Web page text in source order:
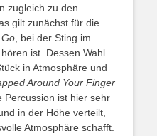
zugleich zu den
gilt zunächst für die
, bei der Sting im
ist. Dessen Wahl
in Atmosphäre und
Around Your Finger
Percussion ist hier sehr
in der Höhe verteilt,
Atmosphäre schafft.